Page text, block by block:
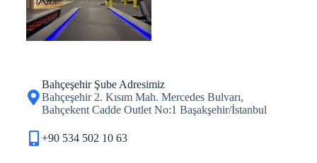
Bahçeşehir Şube Adresimiz
Bahçeşehir 2. Kısım Mah. Mercedes Bulvarı,
Bahçekent Cadde Outlet No:1 Başakşehir/İstanbul
+90 534 502 10 63​